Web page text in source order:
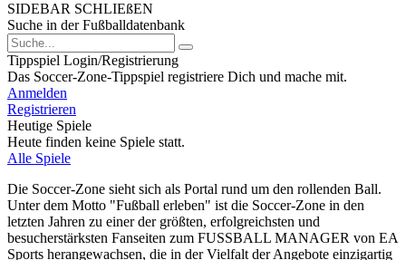
SIDEBAR SCHLIEßEN
Suche in der Fußballdatenbank
Tippspiel Login/Registrierung
Das Soccer-Zone-Tippspiel registriere Dich und mache mit.
Anmelden
Registrieren
Heutige Spiele
Heute finden keine Spiele statt.
Alle Spiele
Die Soccer-Zone sieht sich als Portal rund um den rollenden Ball.
Unter dem Motto "Fußball erleben" ist die Soccer-Zone in den
letzten Jahren zu einer der größten, erfolgreichsten und
besucherstärksten Fanseiten zum FUSSBALL MANAGER von EA
Sports herangewachsen, die in der Vielfalt der Angebote einzigartig